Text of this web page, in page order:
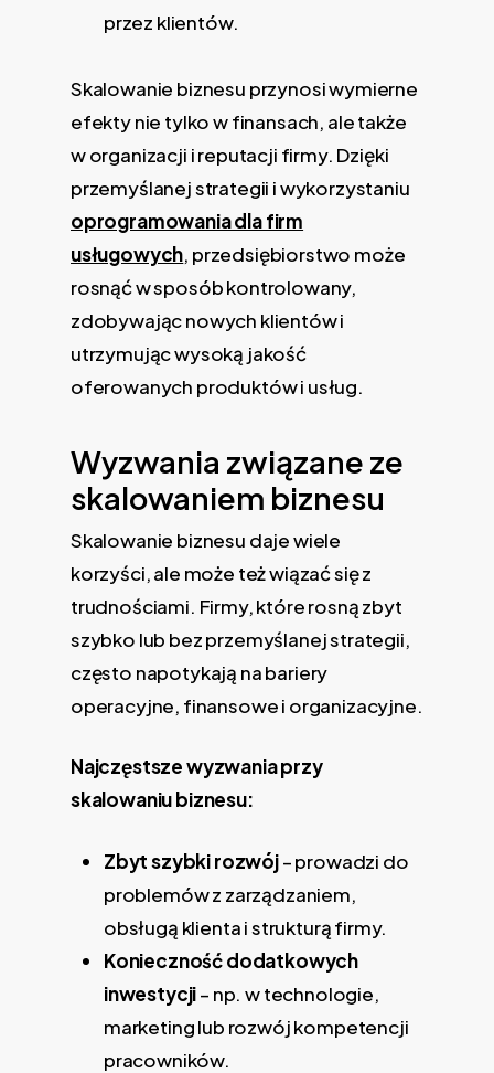
przez klientów.
Skalowanie biznesu przynosi wymierne
efekty nie tylko w finansach, ale także
w organizacji i reputacji firmy. Dzięki
przemyślanej strategii i wykorzystaniu
oprogramowania dla firm
usługowych, przedsiębiorstwo może
rosnąć w sposób kontrolowany,
zdobywając nowych klientów i
utrzymując wysoką jakość
oferowanych produktów i usług.
Wyzwania związane ze
skalowaniem biznesu
Skalowanie biznesu daje wiele
korzyści, ale może też wiązać się z
trudnościami. Firmy, które rosną zbyt
szybko lub bez przemyślanej strategii,
często napotykają na bariery
operacyjne, finansowe i organizacyjne.
Najczęstsze wyzwania przy
skalowaniu biznesu:
Zbyt szybki rozwój– prowadzi do
problemów z zarządzaniem,
obsługą klienta i strukturą firmy.
Konieczność dodatkowych
inwestycji– np. w technologie,
marketing lub rozwój kompetencji
pracowników.